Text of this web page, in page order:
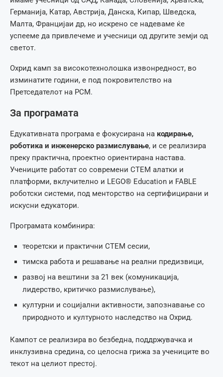
Германија, Катар, Австрија, Данска, Кипар, Шведска,
Малта, Францијаи др, но искрено се надеваме ќе
успееме да привлечеме и учесници од другите земји од
светот.
Охрид камп за високотехнолошка извонредност, во
изминатите години, е под покровителство на
Претседателот на РСМ.
За програмата
Едукативната програма е фокусирана на кодирање,
роботика и инженерско размислување, и се реализира
преку практична, проектно ориентирана настава.
Учениците работат со современи СТЕМ алатки и
платформи, вклучително и LEGO® Education и FABLE
роботски системи, под менторство на сертифицирани и
искусни едукатори.
Програмата комбинира:
теоретски и практични СТЕМ сесии,
тимска работа и решавање на реални предизвици,
развој на вештини за 21 век (комуникација,
лидерство, критичко размислување),
културни и социјални активности, запознавање со
природното и културното наследство на Охрид.
Кампот се реализира во безбедна, поддржувачка и
инклузивна средина, со целосна грижа за учениците во
текот на целиот престој.